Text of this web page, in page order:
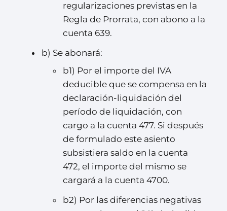
regularizaciones previstas en la
Regla de Prorrata, con abono a la
cuenta 639.
b) Se abonará:
b1) Por el importe del IVA
deducible que se compensa en la
declaración-liquidación del
período de liquidación, con
cargo a la cuenta 477. Si después
de formulado este asiento
subsistiera saldo en la cuenta
472, el importe del mismo se
cargará a la cuenta 4700.
b2) Por las diferencias negativas